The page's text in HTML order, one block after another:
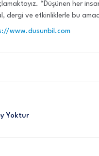
“Düşünen her
dergi ve etkinliklerle bu
www.dusunbil.com
Yoktur